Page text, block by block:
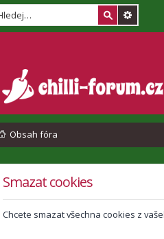
Obsah fóra
Smazat cookies
Chcete smazat všechna cookies z